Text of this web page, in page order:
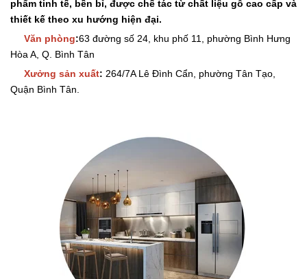
phẩm tinh tế, bền bỉ, được chế tác từ chất liệu gỗ cao cấp và
thiết kế theo xu hướng hiện đại.
Văn phòng:63 đường số 24, khu phố 11, phường Bình Hưng
Hòa A, Q. Bình Tân
Xưởng sản xuất: 264/7A Lê Đình Cẩn, phường Tân Tạo,
Quận Bình Tân.